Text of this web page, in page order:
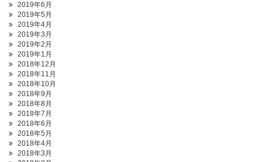
2019年6月
2019年5月
2019年4月
2019年3月
2019年2月
2019年1月
2018年12月
2018年11月
2018年10月
2018年9月
2018年8月
2018年7月
2018年6月
2018年5月
2018年4月
2018年3月